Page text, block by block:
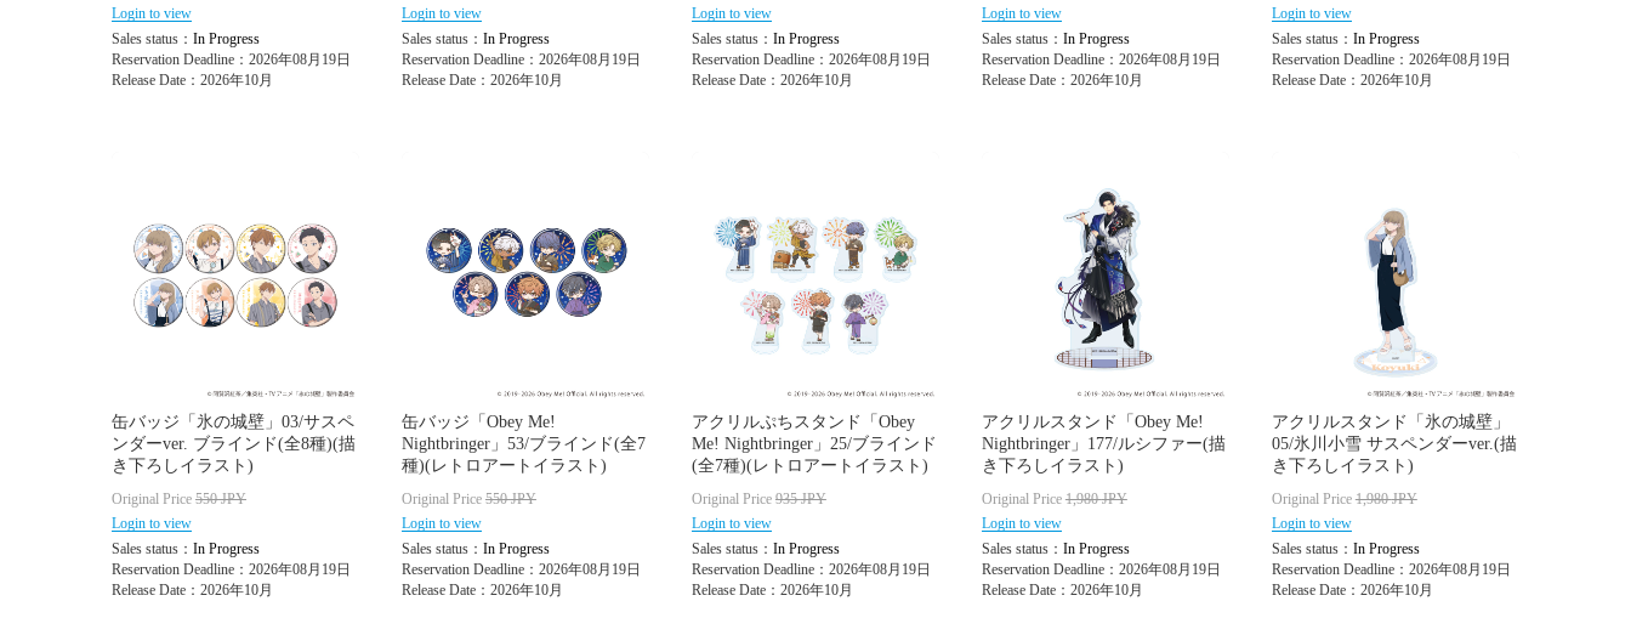
Login to view
Sales status： In Progress
Reservation Deadline：2026年08月19日
Release Date：2026年10月
Login to view
Sales status： In Progress
Reservation Deadline：2026年08月19日
Release Date：2026年10月
Login to view
Sales status： In Progress
Reservation Deadline：2026年08月19日
Release Date：2026年10月
Login to view
Sales status： In Progress
Reservation Deadline：2026年08月19日
Release Date：2026年10月
Login to view
Sales status： In Progress
Reservation Deadline：2026年08月19日
Release Date：2026年10月
缶バッジ「氷の城壁」03/サスペ
ンダーver. ブラインド(全8種)(描
き下ろしイラスト)
Original Price 550JPY
Login to view
Sales status： In Progress
Reservation Deadline：2026年08月19日
Release Date：2026年10月
缶バッジ「Obey Me!
Nightbringer」53/ブラインド(全7
種)(レトロアートイラスト)
Original Price 550JPY
Login to view
Sales status： In Progress
Reservation Deadline：2026年08月19日
Release Date：2026年10月
アクリルぷちスタンド「Obey
Me! Nightbringer」25/ブラインド
(全7種)(レトロアートイラスト)
Original Price 935JPY
Login to view
Sales status： In Progress
Reservation Deadline：2026年08月19日
Release Date：2026年10月
アクリルスタンド「Obey Me!
Nightbringer」177/ルシファー(描
き下ろしイラスト)
Original Price 1,980JPY
Login to view
Sales status： In Progress
Reservation Deadline：2026年08月19日
Release Date：2026年10月
アクリルスタンド「氷の城壁」
05/氷川小雪 サスペンダーver.(描
き下ろしイラスト)
Original Price 1,980JPY
Login to view
Sales status： In Progress
Reservation Deadline：2026年08月19日
Release Date：2026年10月